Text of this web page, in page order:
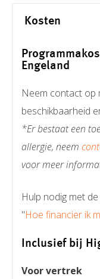
Kosten
Engeland
Neem contact op
beschikbaarheid
*Er bestaat een
allergie, neem
voor meer
Hulp nodig met
"Hoe financier ik
Inclusief bij
Voor vertrek